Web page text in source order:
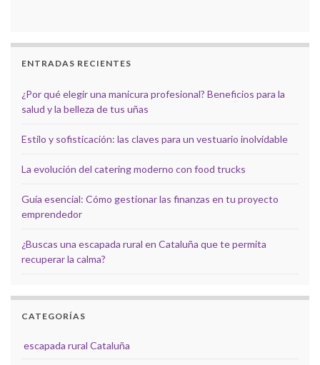
ENTRADAS RECIENTES
¿Por qué elegir una manicura profesional? Beneficios para la
salud y la belleza de tus uñas
Estilo y sofisticación: las claves para un vestuario inolvidable
La evolución del catering moderno con food trucks
Guía esencial: Cómo gestionar las finanzas en tu proyecto
emprendedor
¿Buscas una escapada rural en Cataluña que te permita
recuperar la calma?
CATEGORÍAS
escapada rural Cataluña